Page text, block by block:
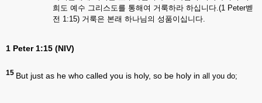
희도 예수 그리스도를 통해여 거룩하라 하십니다.(1 Peter벧
전 1:15) 거룩은 본래 하나님의 성품이십니다.
1 Peter 1:15 (NIV)
15 But just as he who called you is holy, so be holy in all you do;